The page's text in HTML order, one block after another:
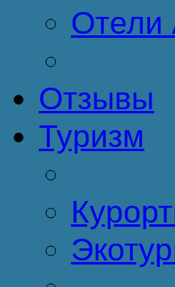
Отели
Отзывы
Туризм